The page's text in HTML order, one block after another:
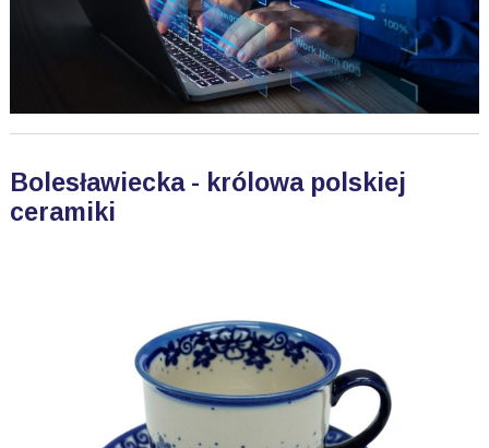
Bolesławiecka - królowa polskiej
ceramiki